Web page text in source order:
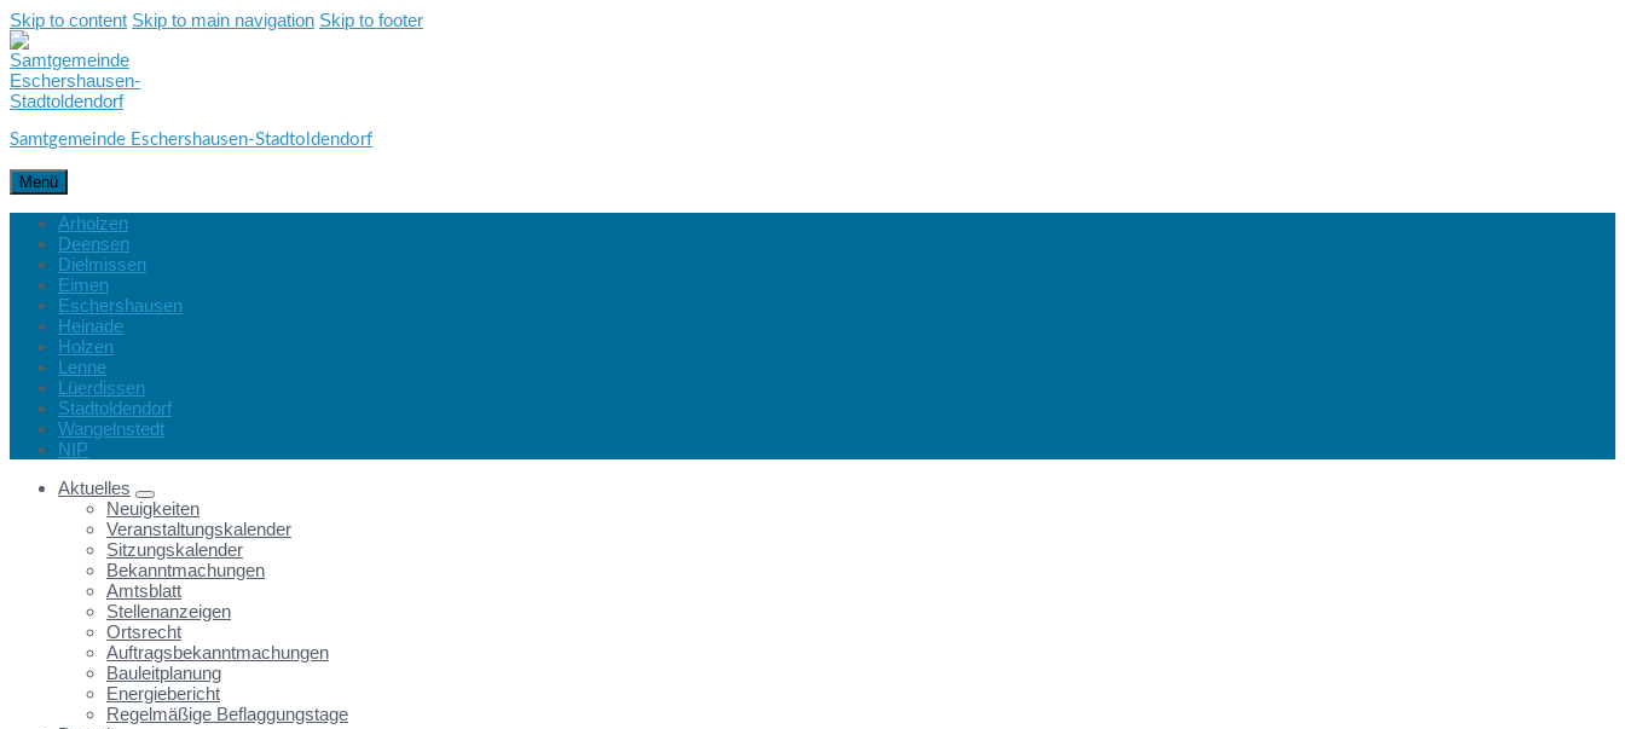
Skip to content Skip to main navigation Skip to footer
Samtgemeinde Eschershausen-Stadtoldendorf
Menü
Arholzen
Deensen
Dielmissen
Eimen
Eschershausen
Heinade
Holzen
Lenne
Lüerdissen
Stadtoldendorf
Wangelnstedt
NIP
Aktuelles
Neuigkeiten
Veranstaltungskalender
Sitzungskalender
Bekanntmachungen
Amtsblatt
Stellenanzeigen
Ortsrecht
Auftragsbekanntmachungen
Bauleitplanung
Energiebericht
Regelmäßige Beflaggungstage